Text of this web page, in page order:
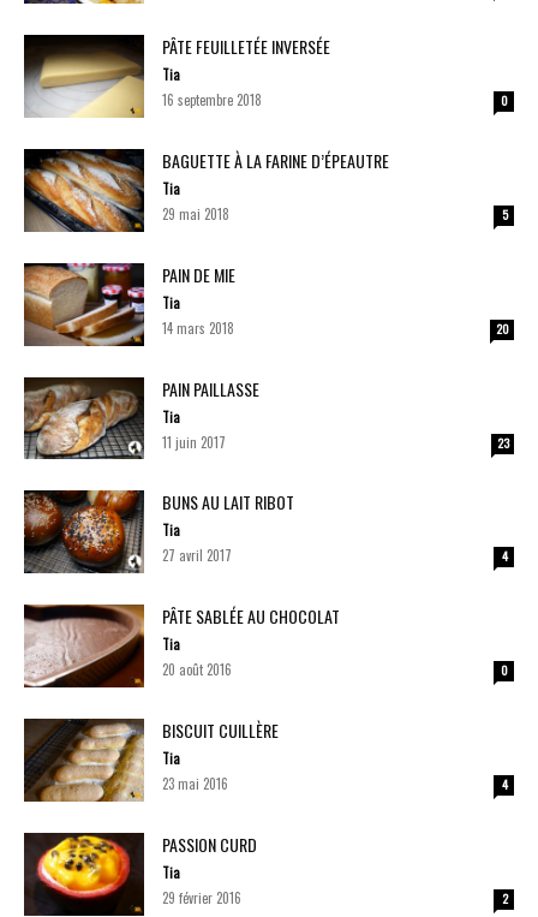
PÂTE FEUILLETÉE INVERSÉE
Tia
16 septembre 2018
0
BAGUETTE À LA FARINE D’ÉPEAUTRE
Tia
29 mai 2018
5
PAIN DE MIE
Tia
14 mars 2018
20
PAIN PAILLASSE
Tia
11 juin 2017
23
BUNS AU LAIT RIBOT
Tia
27 avril 2017
4
PÂTE SABLÉE AU CHOCOLAT
Tia
20 août 2016
0
BISCUIT CUILLÈRE
Tia
23 mai 2016
4
PASSION CURD
Tia
29 février 2016
2